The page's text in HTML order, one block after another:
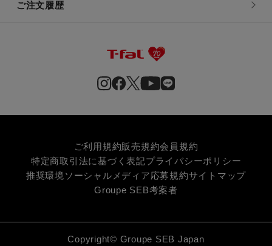
ご注文履歴
ご利用規約販売規約会員規約
特定商取引法に基づく表記プライバシーポリシー
推奨環境 ソーシャルメディア応募規約サイトマップ
Groupe SEB考案者
Copyright© Groupe SEB Japan